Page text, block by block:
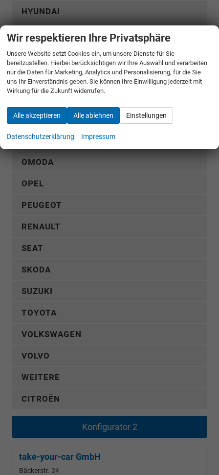
HYUNDAI
KIA
MERCEDES-BENZ
MG
MITSUBISHI
NISSAN
OMODA
OPEL
PEUGEOT
RENAULT
SEAT
SKODA
SUZUKI
TOYOTA
VOLKSWAGEN
VOLVO
WEITERE
CITROËN
Konfigurator 2
take-your-car GmbH
Bäckerstr. 24
Wir respektieren Ihre Privatsphäre
Unsere Website setzt Cookies ein, um unsere Dienste für Sie
bereitzustellen. Hierbei berücksichtigen wir Ihre Auswahl und verarbeiten
nur die Daten für Marketing, Analytics und Personalisierung, für die Sie
uns Ihr Einverständnis geben. Sie können Ihre Einwilligung jederzeit mit
Wirkung für die Zukunft widerrufen.
Alle akzeptieren Alle ablehnen Einstellungen
Datenschutzerklärung Impressum